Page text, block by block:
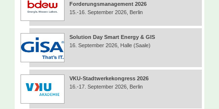
Forderungsmanagement 2026
15.-16. September 2026, Berlin
Solution Day Smart Energy & GIS
16. September 2026, Halle (Saale)
VKU-Stadtwerkekongress 2026
16.-17. September 2026, Berlin